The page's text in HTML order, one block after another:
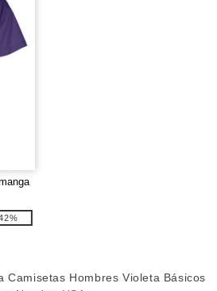
Camisetas Hombres Violeta Básicos